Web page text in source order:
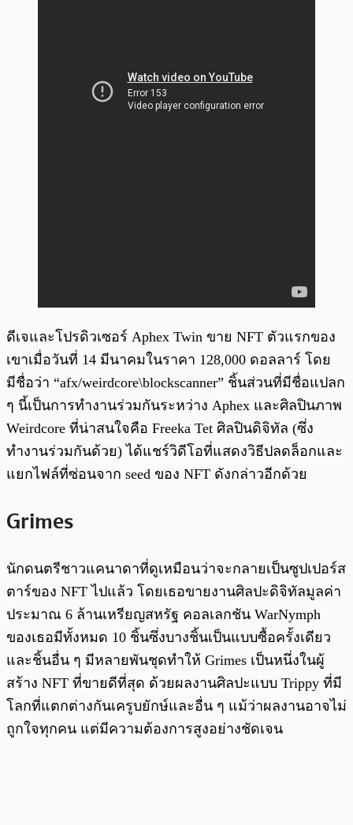
ดีเจและโปรดิวเซอร์ Aphex Twin ขาย NFT ตัวแรกของ
เขาเมื่อวันที่ 14 มีนาคมในราคา 128,000 ดอลลาร์ โดย
มีชื่อว่า “afx/weirdcore\blockscanner” ชิ้นส่วนที่มีชื่อแปลก
ๆ นี้เป็นการทำงานร่วมกันระหว่าง Aphex และศิลปินภาพ
Weirdcore ที่น่าสนใจคือ Freeka Tet ศิลปินดิจิทัล (ซึ่ง
ทำงานร่วมกันด้วย) ได้แชร์วิดีโอที่แสดงวิธีปลดล็อกและ
แยกไฟล์ที่ซ่อนจาก seed ของ NFT ดังกล่าวอีกด้วย
Grimes
นักดนตรีชาวแคนาดาที่ดูเหมือนว่าจะกลายเป็นซูปเปอร์ส
ตาร์ของ NFT ไปแล้ว โดยเธอขายงานศิลปะดิจิทัลมูลค่า
ประมาณ 6 ล้านเหรียญสหรัฐ คอลเลกชัน WarNymph
ของเธอมีทั้งหมด 10 ชิ้นซึ่งบางชิ้นเป็นแบบซื้อครั้งเดียว
และชิ้นอื่น ๆ มีหลายพันชุดทำให้ Grimes เป็นหนึ่งในผู้
สร้าง NFT ที่ขายดีที่สุด ด้วยผลงานศิลปะแบบ Trippy ที่มี
โลกที่แตกต่างกันเครูบยักษ์และอื่น ๆ แม้ว่าผลงานอาจไม่
ถูกใจทุกคน แต่มีความต้องการสูงอย่างชัดเจน